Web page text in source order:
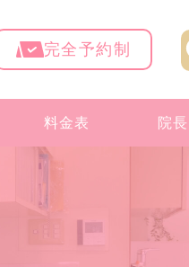
完全予約制
料金表 院